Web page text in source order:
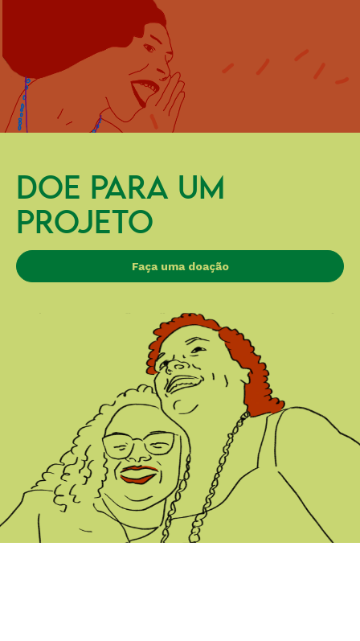
DOE PARA UM
PROJETO
Faça uma doação